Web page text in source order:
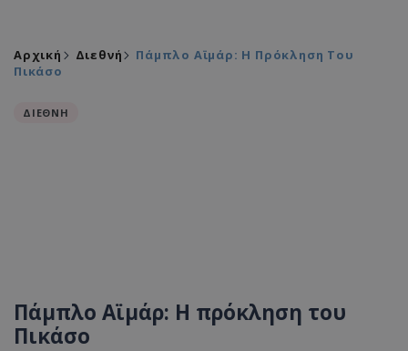
Αρχική Διεθνή
Πάμπλο Αϊμάρ: Η Πρόκληση Του
Πικάσο
ΔΙΕΘΝΗ
Πάμπλο Αϊμάρ: Η πρόκληση του
Πικάσο